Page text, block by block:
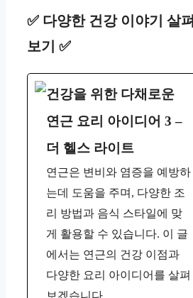
✅ 다양한 건강 이야기 살펴
보기 ✅
건강을 위한 다채로운
연근 요리 아이디어 3 –
더 헬스 라이트
연근은 변비와 염증을 예방하
는데 도움을 주며, 다양한 조
리 방법과 음식 스타일에 맞
게 활용할 수 있습니다. 이 글
에서는 연근의 건강 이점과
다양한 요리 아이디어를 살펴
보겠습니다.